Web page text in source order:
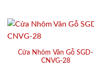
Cửa Nhôm Vân Gỗ SGD-
CNVG-28